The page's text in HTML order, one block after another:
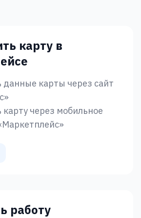
карту в
данные карты через сайт
через мобильное
работу